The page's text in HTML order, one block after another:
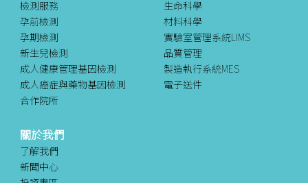
檢測服務
孕前檢測
孕期檢測
新生兒檢測
成人健康管理基因檢測
成人癌症與藥物基因檢測
合作院所
生命科學
材料科學
實驗室管理系統LIMS
品質管理
製造執行系統MES
電子送件
關於我們
了解我們
新聞中心